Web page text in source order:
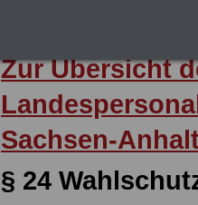
Zur Übersicht
Sachsen-
§ 24